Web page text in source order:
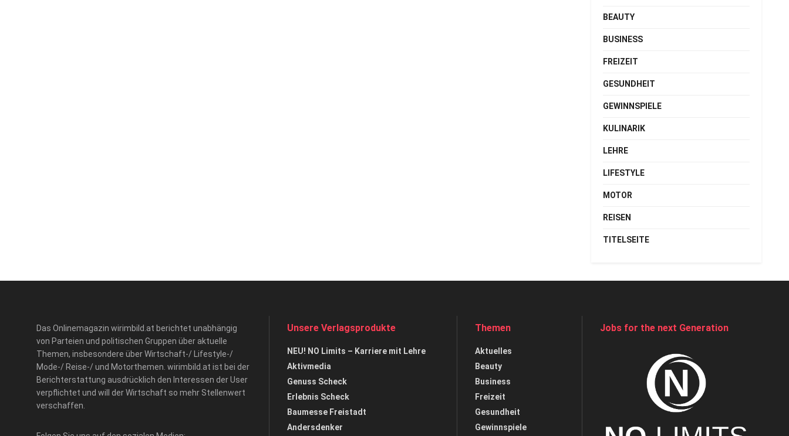
BEAUTY
BUSINESS
FREIZEIT
GESUNDHEIT
GEWINNSPIELE
KULINARIK
LEHRE
LIFESTYLE
MOTOR
REISEN
TITELSEITE
Das Onlinemagazin wirimbild.at berichtet unabhängig
von Parteien und politischen Gruppen über aktuelle
Themen, insbesondere über Wirtschaft-/ Lifestyle-/
Mode-/ Reise-/ und Motorthemen. wirimbild.at ist bei der
Berichterstattung ausdrücklich den Interessen der User
verpflichtet und will der Wirtschaft so mehr Stellenwert
verschaffen.
Unsere Verlagsprodukte
NEU! NO Limits – Karriere mit Lehre
Aktivmedia
Genuss Scheck
Erlebnis Scheck
Baumesse Freistadt
Andersdenker
Themen
Aktuelles
Beauty
Business
Freizeit
Gesundheit
Gewinnspiele
Jobs for the next Generation